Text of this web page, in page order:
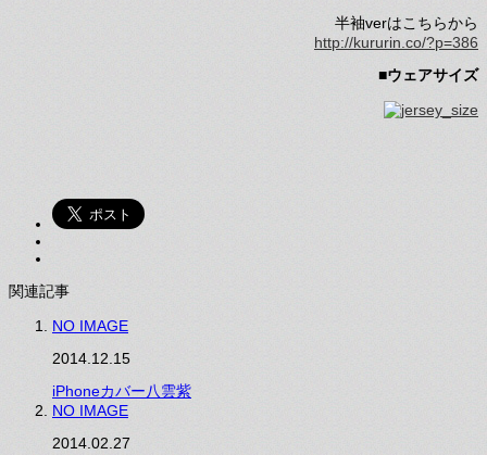
半袖verはこちらから
http://kururin.co/?p=386
■ウェアサイズ
関連記事
NO IMAGE
2014.12.15
iPhoneカバー八雲紫
NO IMAGE
2014.02.27